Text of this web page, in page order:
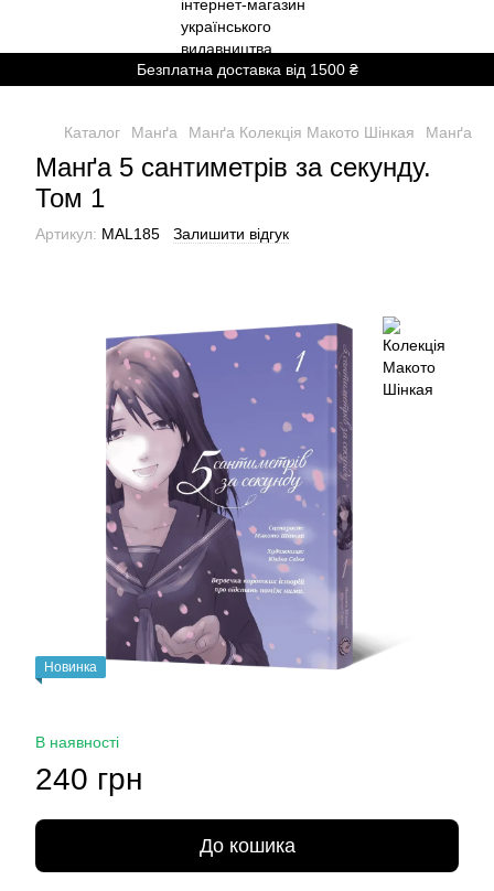
Безплатна доставка від 1500 ₴
Каталог Манґа Манґа Колекція Макото Шінкая Манґа 5
Манґа 5 сантиметрів за секунду.
Том 1
Артикул: MAL185 Залишити відгук
Новинка
В наявності
240 грн
До кошика